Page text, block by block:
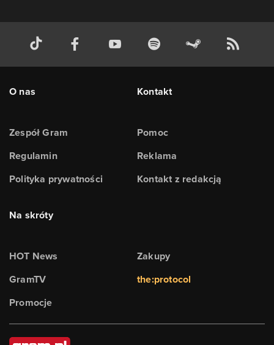
O nas
Zespół Gram
Regulamin
Polityka prywatności
Kontakt
Pomoc
Reklama
Kontakt z redakcją
Na skróty
HOT News
GramTV
Promocje
Zakupy
the:protocol